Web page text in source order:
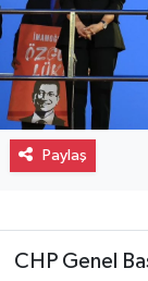
Paylaş
CHP Genel
Eğitim